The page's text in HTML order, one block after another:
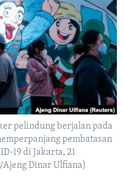
pelindung berjalan pada
pembatasan
19 di Jakarta, 21
Ajeng Dinar Ulfiana)